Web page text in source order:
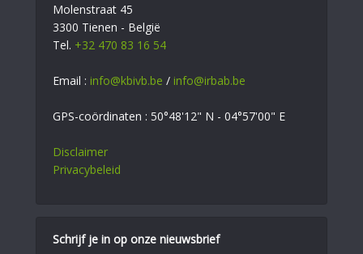
Molenstraat 45
3300 Tienen - België
Tel. +32 470 83 16 54
Email : info@kbivb.be / info@irbab.be
GPS-coördinaten : 50°48'12" N - 04°57'00" E
Disclaimer
Privacybeleid
Schrijf je in op onze nieuwsbrief